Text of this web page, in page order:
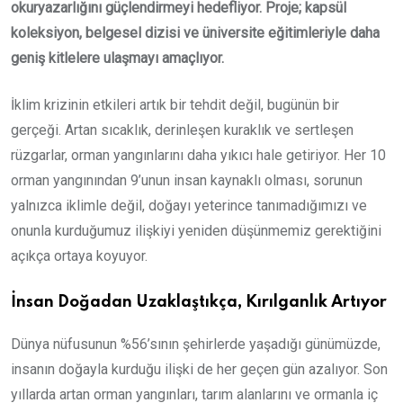
okuryazarlığını güçlendirmeyi hedefliyor. Proje; kapsül
koleksiyon, belgesel dizisi ve üniversite eğitimleriyle daha
geniş kitlelere ulaşmayı amaçlıyor.
İklim krizinin etkileri artık bir tehdit değil, bugünün bir
gerçeği. Artan sıcaklık, derinleşen kuraklık ve sertleşen
rüzgarlar, orman yangınlarını daha yıkıcı hale getiriyor. Her 10
orman yangınından 9’unun insan kaynaklı olması, sorunun
yalnızca iklimle değil, doğayı yeterince tanımadığımızı ve
onunla kurduğumuz ilişkiyi yeniden düşünmemiz gerektiğini
açıkça ortaya koyuyor.
İnsan Doğadan Uzaklaştıkça, Kırılganlık Artıyor
Dünya nüfusunun %56’sının şehirlerde yaşadığı günümüzde,
insanın doğayla kurduğu ilişki de her geçen gün azalıyor. Son
yıllarda artan orman yangınları, tarım alanlarını ve ormanla iç